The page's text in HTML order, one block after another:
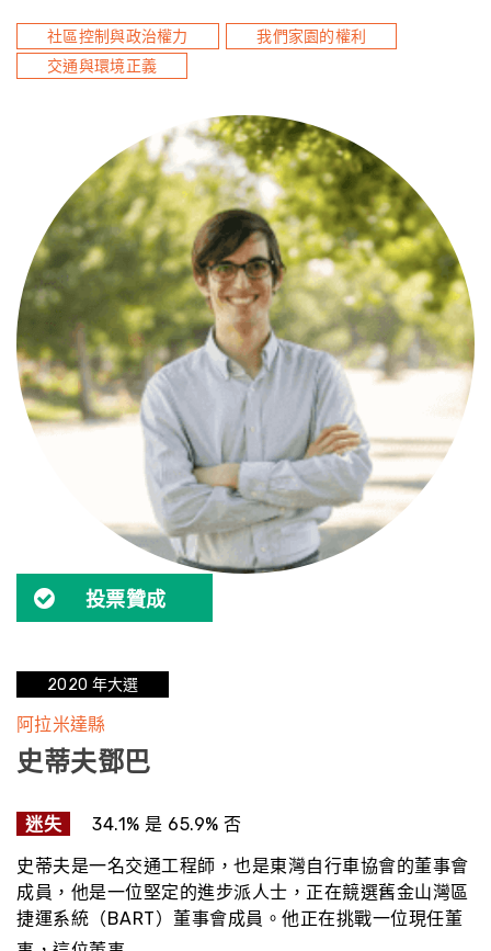
社區控制與政治權力
我們家園的權利
交通與環境正義
投票贊成
2020 年大選
阿拉米達縣
史蒂夫鄧巴
迷失 34.1% 是 65.9% 否
史蒂夫是一名交通工程師，也是東灣自行車協會的董事會
成員，他是一位堅定的進步派人士，正在競選舊金山灣區
捷運系統（BART）董事會成員。他正在挑戰一位現任董